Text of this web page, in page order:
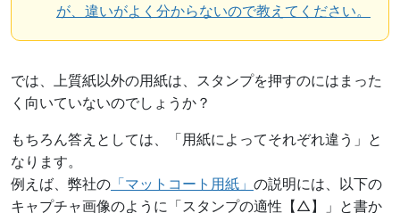
が、違いがよく分からないので教えてください。
では、上質紙以外の用紙は、スタンプを押すのにはまった
く向いていないのでしょうか？
もちろん答えとしては、「用紙によってそれぞれ違う」と
なります。
例えば、弊社の 「マットコート用紙」 の説明には、以下の
キャプチャ画像のように「スタンプの適性【△】」と書か